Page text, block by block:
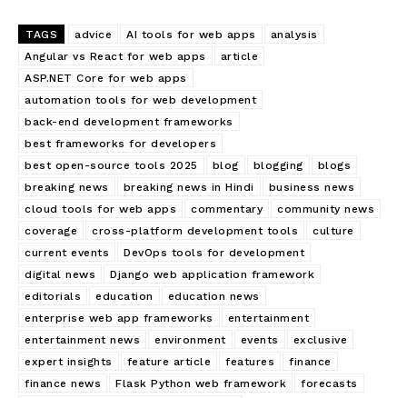
TAGS advice AI tools for web apps
analysis
Angular vs React for web apps
article
ASP.NET Core for web apps
automation tools for web development
back-end development frameworks
best frameworks for developers
best open-source tools 2025
blog blogging
blogs
breaking news
breaking news in Hindi
business news
cloud tools for web apps
commentary
community news
coverage
cross-platform development tools
culture
current events
DevOps tools for development
digital news
Django web application framework
editorials
education
education news
enterprise web app frameworks
entertainment
entertainment news
environment events
exclusive
expert insights
feature article features
finance
finance news
Flask Python web framework
forecasts